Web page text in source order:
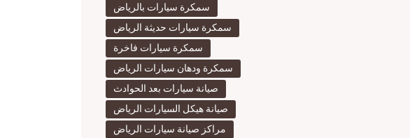
سمكرة سيارات بالرياض
سمكرة سيارات حديثة الرياض
سمكرة سيارات فاخرة
سمكرة ودهان سيارات الرياض
صيانة سيارات بعد الحوادث
صيانة هيكل السيارات الرياض
مراكز صيانة سيارات الرياض